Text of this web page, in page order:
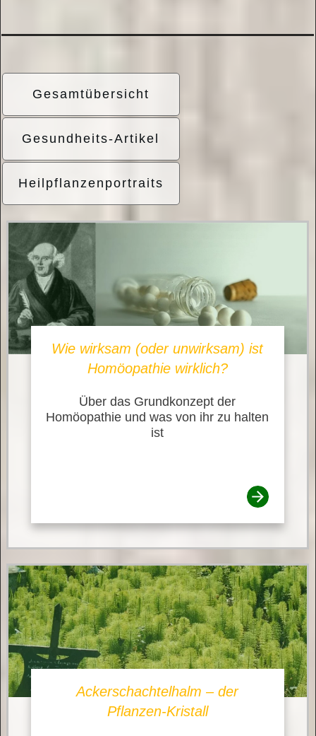
Gesamtübersicht
Gesundheits-Artikel
Heilpflanzenportraits
Wie wirksam (oder unwirksam) ist
Homöopathie wirklich?
Über das Grundkonzept der
Homöopathie und was von ihr zu halten
ist
Ackerschachtelhalm – der
Pflanzen-Kristall